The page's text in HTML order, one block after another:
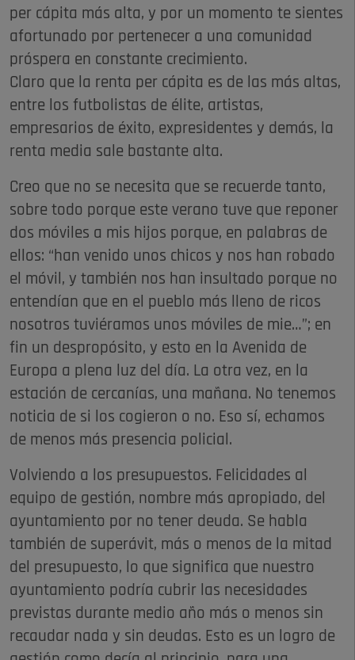
per cápita más alta, y por un momento te sientes
afortunado por pertenecer a una comunidad
próspera en constante crecimiento.
Claro que la renta per cápita es de las más altas,
entre los futbolistas de élite, artistas,
empresarios de éxito, expresidentes y demás, la
renta media sale bastante alta.
Creo que no se necesita que se recuerde tanto,
sobre todo porque este verano tuve que reponer
dos móviles a mis hijos porque, en palabras de
ellos: “han venido unos chicos y nos han robado
el móvil, y también nos han insultado porque no
entendían que en el pueblo más lleno de ricos
nosotros tuviéramos unos móviles de mie…”; en
fin un despropósito, y esto en la Avenida de
Europa a plena luz del día. La otra vez, en la
estación de cercanías, una mañana. No tenemos
noticia de si los cogieron o no. Eso sí, echamos
de menos más presencia policial.
Volviendo a los presupuestos. Felicidades al
equipo de gestión, nombre más apropiado, del
ayuntamiento por no tener deuda. Se habla
también de superávit, más o menos de la mitad
del presupuesto, lo que significa que nuestro
ayuntamiento podría cubrir las necesidades
previstas durante medio año más o menos sin
recaudar nada y sin deudas. Esto es un logro de